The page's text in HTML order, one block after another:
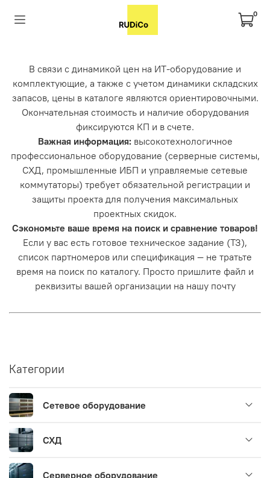
0
В связи с динамикой цен на ИТ-оборудование и
комплектующие, а также с учетом динамики складских
запасов, цены в каталоге являются ориентировочными.
Окончательная стоимость и наличие оборудования
фиксируются КП и в счете.
Важная информация: высокотехнологичное
профессиональное оборудование (серверные системы,
СХД, промышленные ИБП и управляемые сетевые
коммутаторы) требует обязательной регистрации и
защиты проекта для получения максимальных
проектных скидок.
Сэкономьте ваше время на поиск и сравнение товаров!
Если у вас есть готовое техническое задание (ТЗ),
список партномеров или спецификация — не тратьте
время на поиск по каталогу. Просто пришлите файл и
реквизиты вашей организации на нашу почту
Категории
Сетевое оборудование
СХД
Серверное оборудование